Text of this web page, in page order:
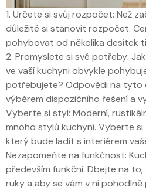
1. Určete si svůj rozpočet: Než
důležité si stanovit rozpočet.
pohybovat od několika desítek
2. Promyslete si své potřeby:
ve vaší kuchyni obvykle
potřebujete? Odpovědi na tyto
výběrem dispozičního řešení a
Vyberte si styl: Moderní,
mnoho stylů kuchyní. Vyberte si
který bude ladit s interiérem
Nezapomeňte na funkčnost:
především funkční. Dbejte na
ruky a aby se vám v ní